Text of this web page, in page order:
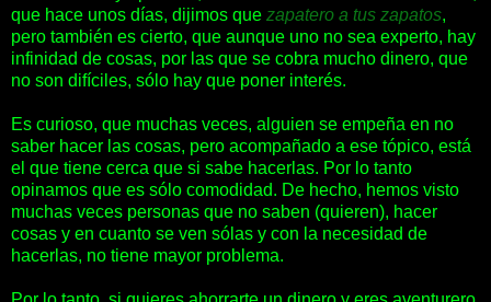
que hace unos días, dijimos que zapatero a tus zapatos,
pero también es cierto, que aunque uno no sea experto, hay
infinidad de cosas, por las que se cobra mucho dinero, que
no son difíciles, sólo hay que poner interés.
Es curioso, que muchas veces, alguien se empeña en no
saber hacer las cosas, pero acompañado a ese tópico, está
el que tiene cerca que si sabe hacerlas. Por lo tanto
opinamos que es sólo comodidad. De hecho, hemos visto
muchas veces personas que no saben (quieren), hacer
cosas y en cuanto se ven sólas y con la necesidad de
hacerlas, no tiene mayor problema.